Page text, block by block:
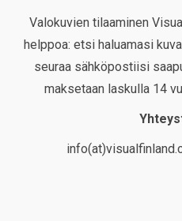
Valokuvien tilaaminen
helppoa: etsi haluamasi
seuraa sähköpostiisi
maksetaan laskulla 14